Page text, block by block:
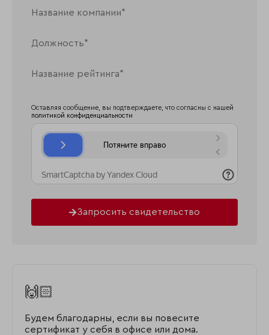
Оставляя сообщение, вы подтверждаете, что согласны с нашей
политикой конфиденциальности
Запросить свидетельство
🙌🏻
Будем благодарны, если вы повесите
сертификат у себя в офисе или дома.